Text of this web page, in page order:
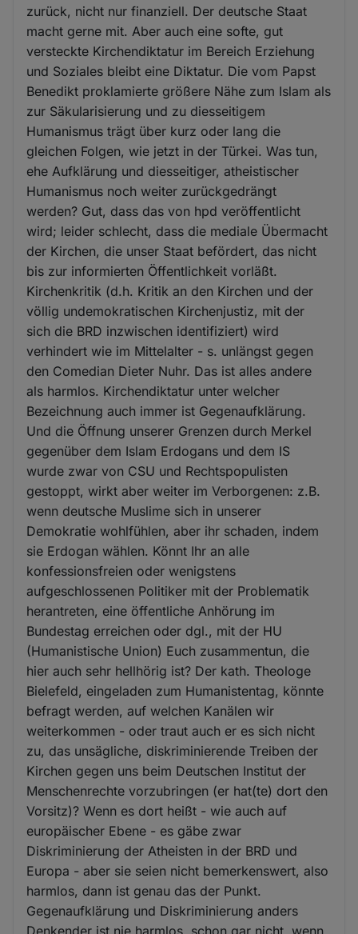
zurück, nicht nur finanziell. Der deutsche Staat
macht gerne mit. Aber auch eine softe, gut
versteckte Kirchendiktatur im Bereich Erziehung
und Soziales bleibt eine Diktatur. Die vom Papst
Benedikt proklamierte größere Nähe zum Islam als
zur Säkularisierung und zu diesseitigem
Humanismus trägt über kurz oder lang die
gleichen Folgen, wie jetzt in der Türkei. Was tun,
ehe Aufklärung und diesseitiger, atheistischer
Humanismus noch weiter zurückgedrängt
werden? Gut, dass das von hpd veröffentlicht
wird; leider schlecht, dass die mediale Übermacht
der Kirchen, die unser Staat befördert, das nicht
bis zur informierten Öffentlichkeit vorläßt.
Kirchenkritik (d.h. Kritik an den Kirchen und der
völlig undemokratischen Kirchenjustiz, mit der
sich die BRD inzwischen identifiziert) wird
verhindert wie im Mittelalter - s. unlängst gegen
den Comedian Dieter Nuhr. Das ist alles andere
als harmlos. Kirchendiktatur unter welcher
Bezeichnung auch immer ist Gegenaufklärung.
Und die Öffnung unserer Grenzen durch Merkel
gegenüber dem Islam Erdogans und dem IS
wurde zwar von CSU und Rechtspopulisten
gestoppt, wirkt aber weiter im Verborgenen: z.B.
wenn deutsche Muslime sich in unserer
Demokratie wohlfühlen, aber ihr schaden, indem
sie Erdogan wählen. Könnt Ihr an alle
konfessionsfreien oder wenigstens
aufgeschlossenen Politiker mit der Problematik
herantreten, eine öffentliche Anhörung im
Bundestag erreichen oder dgl., mit der HU
(Humanistische Union) Euch zusammentun, die
hier auch sehr hellhörig ist? Der kath. Theologe
Bielefeld, eingeladen zum Humanistentag, könnte
befragt werden, auf welchen Kanälen wir
weiterkommen - oder traut auch er es sich nicht
zu, das unsägliche, diskriminierende Treiben der
Kirchen gegen uns beim Deutschen Institut der
Menschenrechte vorzubringen (er hat(te) dort den
Vorsitz)? Wenn es dort heißt - wie auch auf
europäischer Ebene - es gäbe zwar
Diskriminierung der Atheisten in der BRD und
Europa - aber sie seien nicht bemerkenswert, also
harmlos, dann ist genau das der Punkt.
Gegenaufklärung und Diskriminierung anders
Denkender ist nie harmlos, schon gar nicht, wenn